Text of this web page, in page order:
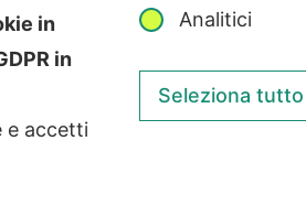
©2026
Via di Corticella 205/N, 40128
in
in
e accetti
Analitici
Seleziona tutto